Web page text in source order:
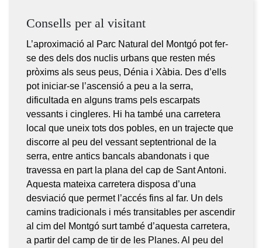
Consells per al visitant
L’aproximació al Parc Natural del Montgó pot fer-
se des dels dos nuclis urbans que resten més
pròxims als seus peus, Dénia i Xàbia. Des d’ells
pot iniciar-se l’ascensió a peu a la serra,
dificultada en alguns trams pels escarpats
vessants i cingleres. Hi ha també una carretera
local que uneix tots dos pobles, en un trajecte que
discorre al peu del vessant septentrional de la
serra, entre antics bancals abandonats i que
travessa en part la plana del cap de Sant Antoni.
Aquesta mateixa carretera disposa d’una
desviació que permet l’accés fins al far. Un dels
camins tradicionals i més transitables per ascendir
al cim del Montgó surt també d’aquesta carretera,
a partir del camp de tir de les Planes. Al peu del